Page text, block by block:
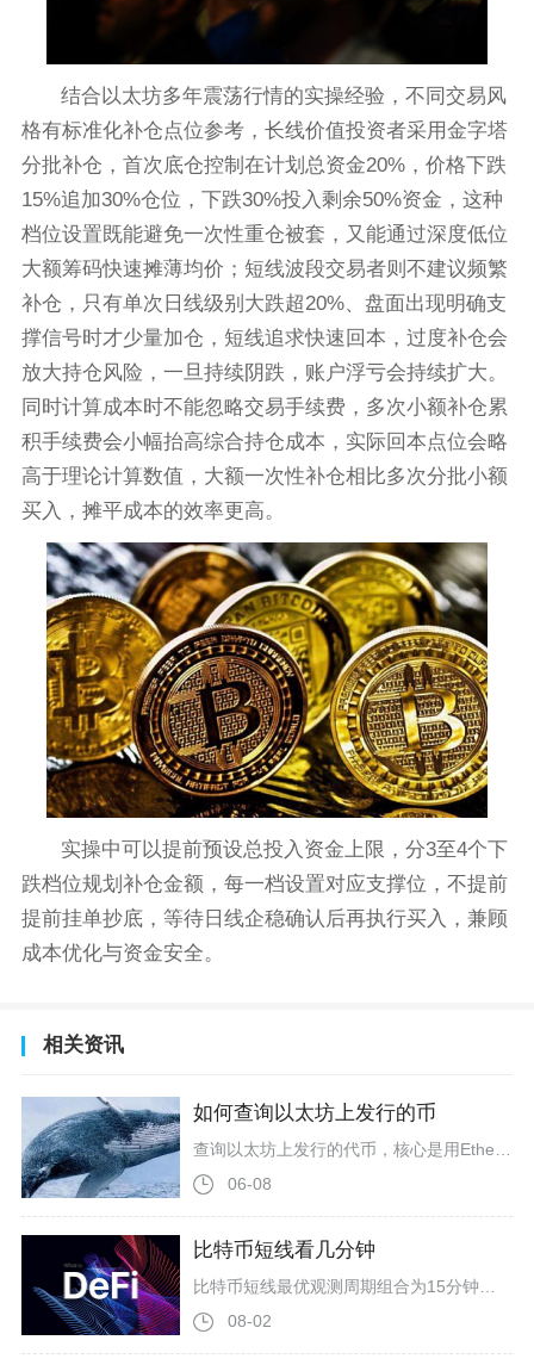
结合以太坊多年震荡行情的实操经验，不同交易风
格有标准化补仓点位参考，长线价值投资者采用金字塔
分批补仓，首次底仓控制在计划总资金20%，价格下跌
15%追加30%仓位，下跌30%投入剩余50%资金，这种
档位设置既能避免一次性重仓被套，又能通过深度低位
大额筹码快速摊薄均价；短线波段交易者则不建议频繁
补仓，只有单次日线级别大跌超20%、盘面出现明确支
撑信号时才少量加仓，短线追求快速回本，过度补仓会
放大持仓风险，一旦持续阴跌，账户浮亏会持续扩大。
同时计算成本时不能忽略交易手续费，多次小额补仓累
积手续费会小幅抬高综合持仓成本，实际回本点位会略
高于理论计算数值，大额一次性补仓相比多次分批小额
买入，摊平成本的效率更高。
实操中可以提前预设总投入资金上限，分3至4个下
跌档位规划补仓金额，每一档设置对应支撑位，不提前
提前挂单抄底，等待日线企稳确认后再执行买入，兼顾
成本优化与资金安全。
相关资讯
如何查询以太坊上发行的币
06-08
比特币短线看几分钟
08-02